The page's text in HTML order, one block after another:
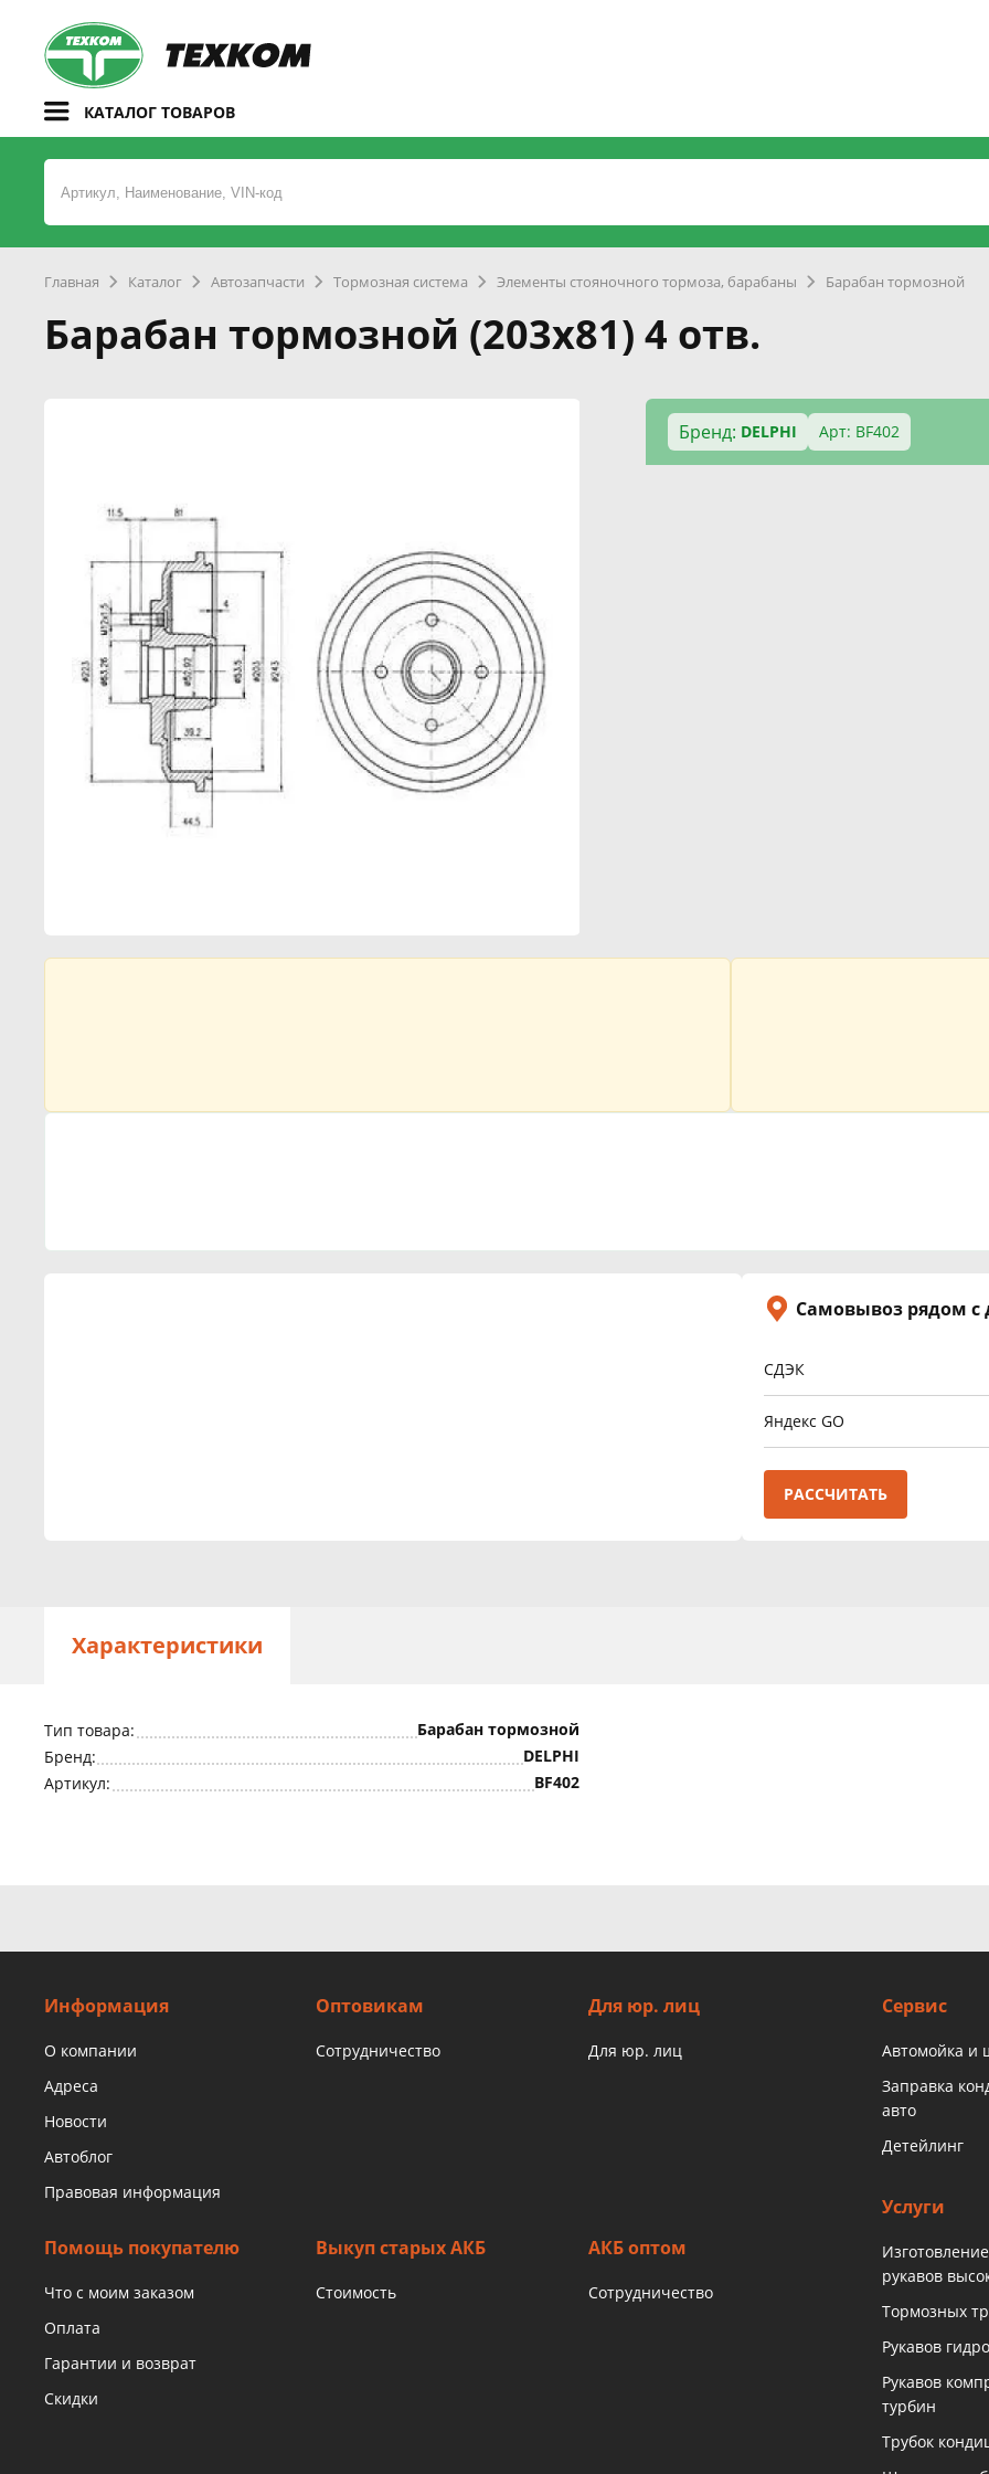
КАТАЛОГ ТОВАРОВ
Главная Каталог Автозапчасти Тормозная система Элементы стояночного тормоза, барабаны Барабан тормозной
Барабан тормозной (203x81) 4 отв.
Бренд: DELPHI Арт: BF402
Самовывоз рядом
СДЭК
Яндекс GO
РАССЧИТАТЬ
Характеристики
Тип товара:
Барабан тормозной
Бренд:
DELPHI
Артикул:
BF402
Информация
О компании
Адреса
Новости
Автоблог
Правовая информация
Оптовикам
Сотрудничество
Для юр. лиц
Для юр. лиц
Помощь покупателю
Что с моим заказом
Оплата
Гарантии и возврат
Скидки
Выкуп старых АКБ
Стоимость
АКБ оптом
Сотрудничество
Сервис
Автомойка и
Заправка
авто
Детейлинг
Услуги
рукавов
Тормозных
Рукавов
Рукавов
турбин
Трубок